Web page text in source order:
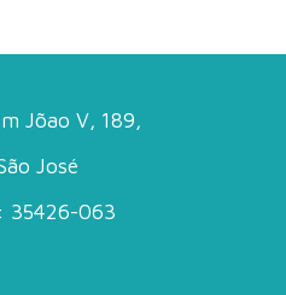
Jõao V, 189,
José
35426-063